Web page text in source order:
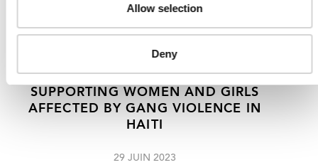
Allow selection
Deny
SUPPORTING WOMEN AND GIRLS
AFFECTED BY GANG VIOLENCE IN
HAITI
29 JUIN 2023